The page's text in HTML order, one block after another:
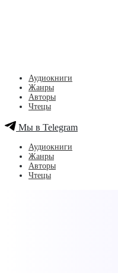
Аудиокниги
Жанры
Авторы
Чтецы
Мы в Telegram
Аудиокниги
Жанры
Авторы
Чтецы